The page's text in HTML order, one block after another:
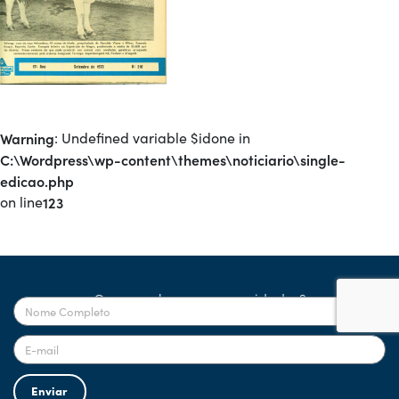
Warning: Undefined variable $idone in
C:\Wordpress\wp-content\themes\noticiario\single-
edicao.php
on line123
Quer receber nossas novidades?
Enviar